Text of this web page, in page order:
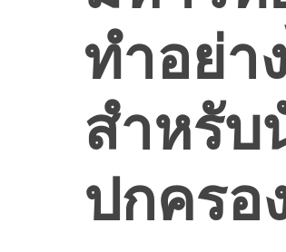
ทำอย่า
สำหรับ
ปกครอ